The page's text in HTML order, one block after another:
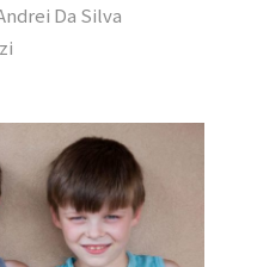
Da Silva